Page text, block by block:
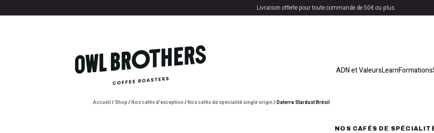
Livraison offerte pour toute commande de 50€ ou plus
ADN et ValeursLearnFormations
Accueil / Shop /Nos cafés d'exception /Nos cafés de spécialité single origin / Daterra Stardust Brésil
NOS CAFÉS DE